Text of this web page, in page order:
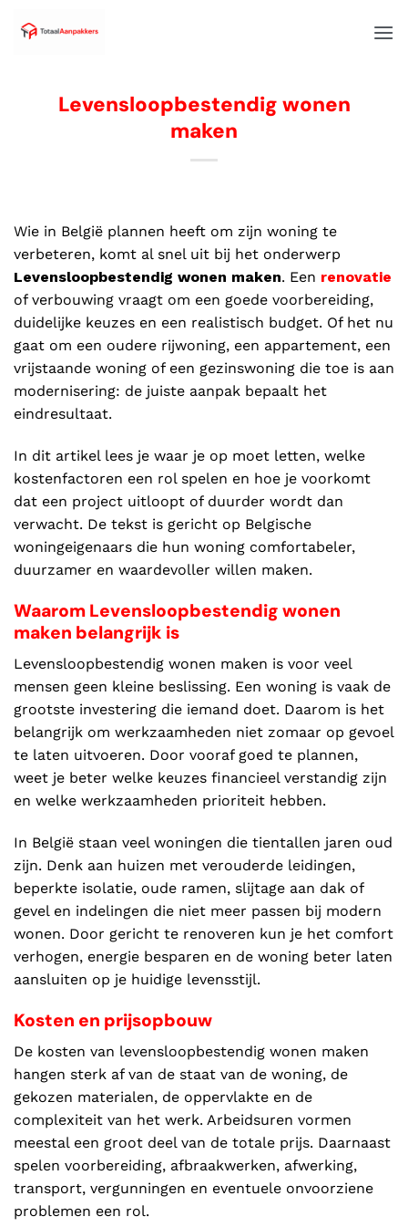
Levensloopbestendig wonen
maken
Wie in België plannen heeft om zijn woning te
verbeteren, komt al snel uit bij het onderwerp
Levensloopbestendig wonen maken. Een renovatie
of verbouwing vraagt om een goede voorbereiding,
duidelijke keuzes en een realistisch budget. Of het nu
gaat om een oudere rijwoning, een appartement, een
vrijstaande woning of een gezinswoning die toe is aan
modernisering: de juiste aanpak bepaalt het
eindresultaat.
In dit artikel lees je waar je op moet letten, welke
kostenfactoren een rol spelen en hoe je voorkomt
dat een project uitloopt of duurder wordt dan
verwacht. De tekst is gericht op Belgische
woningeigenaars die hun woning comfortabeler,
duurzamer en waardevoller willen maken.
Waarom Levensloopbestendig wonen
maken belangrijk is
Levensloopbestendig wonen maken is voor veel
mensen geen kleine beslissing. Een woning is vaak de
grootste investering die iemand doet. Daarom is het
belangrijk om werkzaamheden niet zomaar op gevoel
te laten uitvoeren. Door vooraf goed te plannen,
weet je beter welke keuzes financieel verstandig zijn
en welke werkzaamheden prioriteit hebben.
In België staan veel woningen die tientallen jaren oud
zijn. Denk aan huizen met verouderde leidingen,
beperkte isolatie, oude ramen, slijtage aan dak of
gevel en indelingen die niet meer passen bij modern
wonen. Door gericht te renoveren kun je het comfort
verhogen, energie besparen en de woning beter laten
aansluiten op je huidige levensstijl.
Kosten en prijsopbouw
De kosten van levensloopbestendig wonen maken
hangen sterk af van de staat van de woning, de
gekozen materialen, de oppervlakte en de
complexiteit van het werk. Arbeidsuren vormen
meestal een groot deel van de totale prijs. Daarnaast
spelen voorbereiding, afbraakwerken, afwerking,
transport, vergunningen en eventuele onvoorziene
problemen een rol.